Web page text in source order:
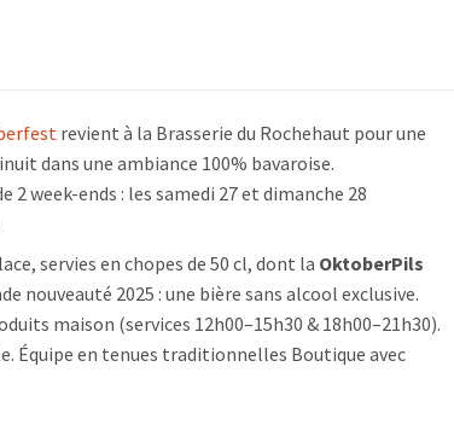
revient à la Brasserie du Rochehaut pour une
dans une ambiance 100% bavaroise.
week-ends : les samedi 27 et dimanche 28
servies en chopes de 50 cl, dont la OktoberPils
nouveauté 2025 : une bière sans alcool exclusive.
maison (services 12h00–15h30 & 18h00–21h30).
Équipe en tenues traditionnelles Boutique avec